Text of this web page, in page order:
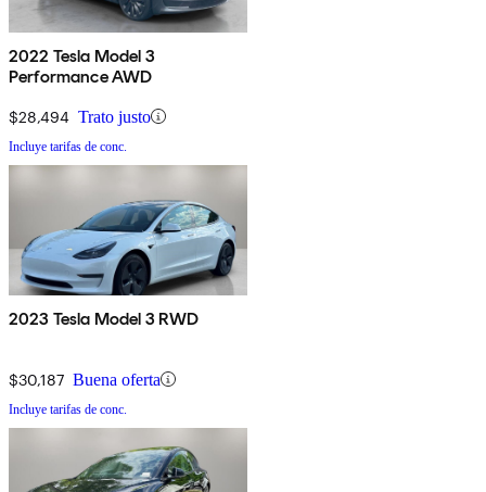
2022 Tesla Model 3
Performance AWD
$28,494 Trato justo
Incluye tarifas de conc.
2023 Tesla Model 3 RWD
$30,187 Buena oferta
Incluye tarifas de conc.